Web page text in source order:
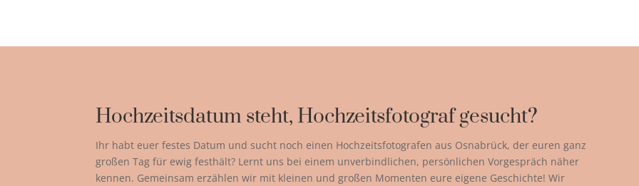
Hochzeitsdatum steht, Hochzeitsfotograf gesucht?
Ihr habt euer festes Datum und sucht noch einen Hochzeitsfotografen aus Osnabrück, der euren ganz
großen Tag für ewig festhält? Lernt uns bei einem unverbindlichen, persönlichen Vorgespräch näher
kennen. Gemeinsam erzählen wir mit kleinen und großen Momenten eure eigene Geschichte! Wir